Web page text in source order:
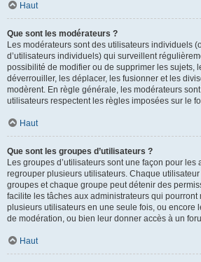
Haut
Que sont les modérateurs ?
Les modérateurs sont des utilisateurs individuels
d’utilisateurs individuels) qui surveillent
possibilité de modifier ou de supprimer les sujets,
déverrouiller, les déplacer, les fusionner et les
modèrent. En règle générale, les modérateurs
utilisateurs respectent les règles imposées sur le
Haut
Que sont les groupes d’utilisateurs ?
Les groupes d’utilisateurs sont une façon pour les
regrouper plusieurs utilisateurs. Chaque
groupes et chaque groupe peut détenir des
facilite les tâches aux administrateurs qui
plusieurs utilisateurs en une seule fois, ou encore
de modération, ou bien leur donner accès à un
Haut